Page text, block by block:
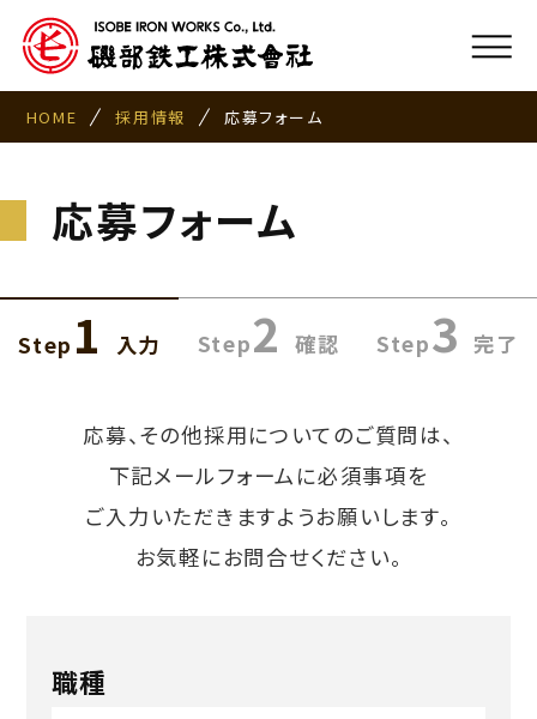
HOME 採用情報 応募フォーム
応募フォーム
Step 1 入力 Step2 確認 Step3 完了
応募、その他採用についてのご質問は、
下記メールフォームに必須事項を
ご入力いただきますようお願いします。
お気軽にお問合せください。
職種